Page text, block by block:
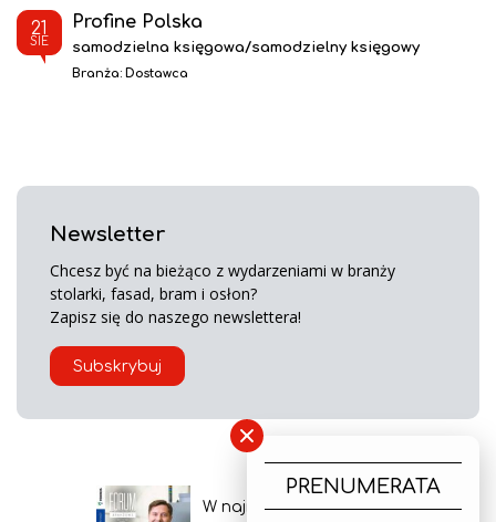
21
SIE
Profine Polska
samodzielna księgowa/samodzielny księgowy
Branża: Dostawca
Newsletter
Chcesz być na bieżąco z wydarzeniami w branży
stolarki, fasad, bram i osłon?
Zapisz się do naszego newslettera!
Subskrybuj
W najnowszym wydaniu
×
PRENUMERATA